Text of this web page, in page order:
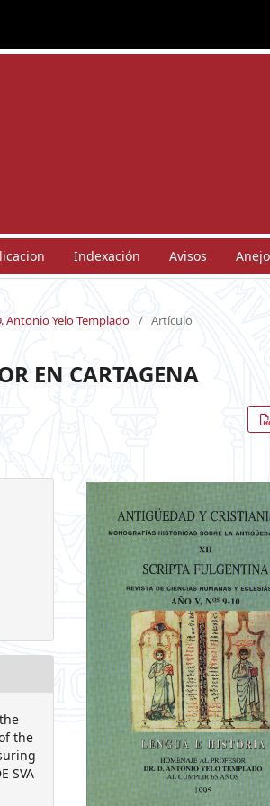
Indexación Avisos
Antonio Yelo Templado / Artículo
EN CARTAGENA
the
SVA